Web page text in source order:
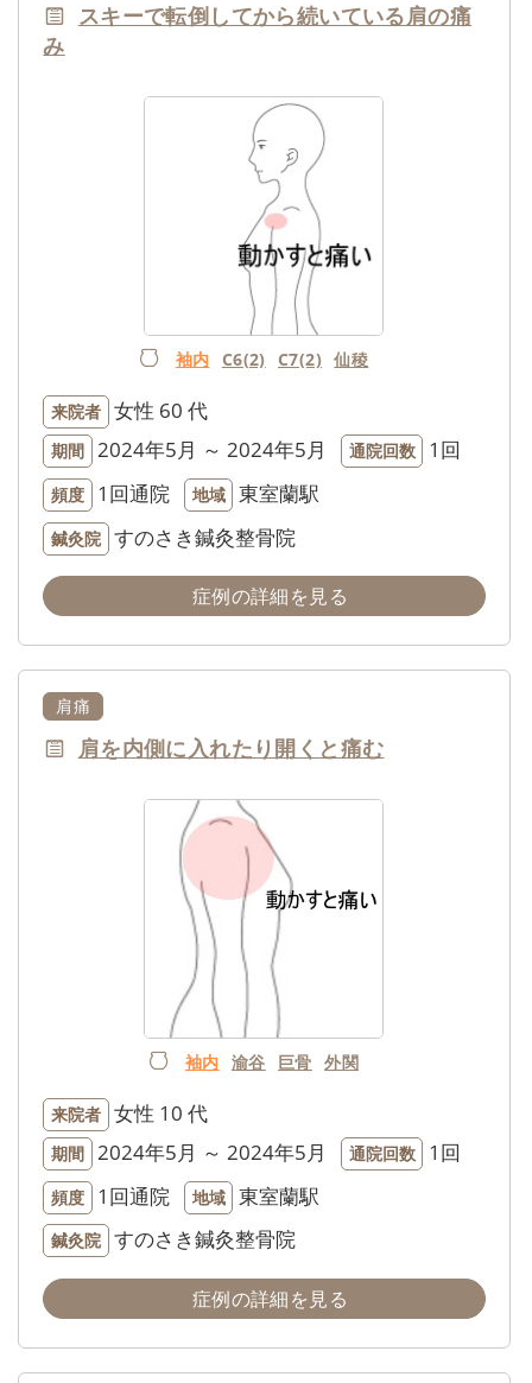
スキーで転倒してから続いている肩の痛
み
袖内 C6(2) C7(2) 仙稜
来院者 女性 60 代
期間 2024年5月 ～ 2024年5月 通院回数 1回
頻度 1回通院 地域 東室蘭駅
鍼灸院 すのさき鍼灸整骨院
症例の詳細を見る
肩痛
肩を内側に入れたり開くと痛む
袖内 渝谷 巨骨 外関
来院者 女性 10 代
期間 2024年5月 ～ 2024年5月 通院回数 1回
頻度 1回通院 地域 東室蘭駅
鍼灸院 すのさき鍼灸整骨院
症例の詳細を見る